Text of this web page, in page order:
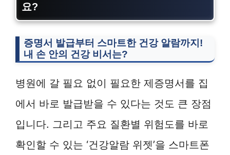
요?
증명서 발급부터 스마트한 건강 알람까지!
내 손 안의 건강 비서는?
병원에 갈 필요 없이 필요한 제증명서를 집
에서 바로 발급받을 수 있다는 것도 큰 장점
입니다. 그리고 주요 질환별 위험도를 바로
확인할 수 있는 ‘건강알람 위젯’을 스마트폰